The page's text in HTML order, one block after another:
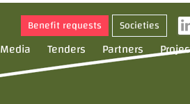
Benefit requests Societies
Media Tenders Partners